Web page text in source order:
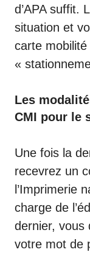
d’APA suffit.
situation et
carte
«
Les
CMI pour le
Une fois la
recevrez un
l’Imprimerie
charge de
dernier, vous
votre mot de